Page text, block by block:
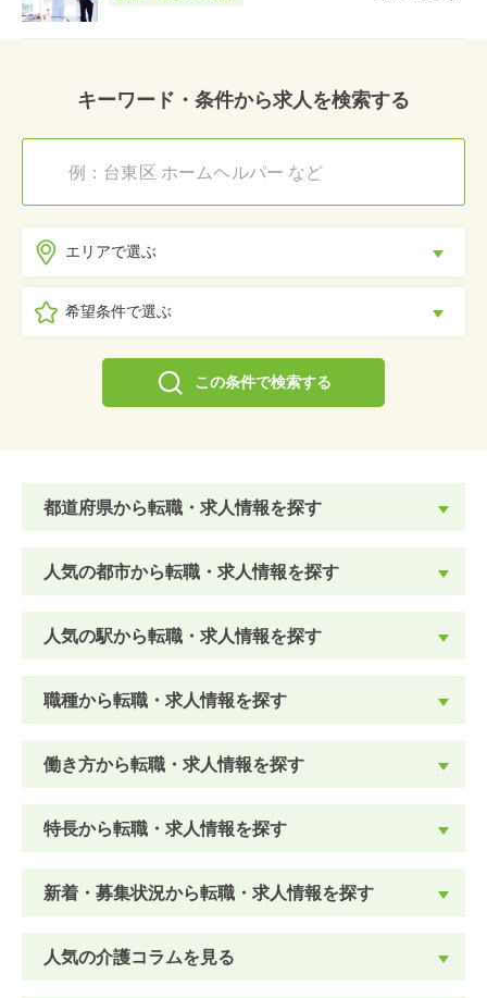
キーワード・条件から求人を検索する
エリアで選ぶ
希望条件で選ぶ
この条件で検索する
都道府県から転職・求人情報を探す
人気の都市から転職・求人情報を探す
人気の駅から転職・求人情報を探す
職種から転職・求人情報を探す
働き方から転職・求人情報を探す
特長から転職・求人情報を探す
新着・募集状況から転職・求人情報を探す
人気の介護コラムを見る